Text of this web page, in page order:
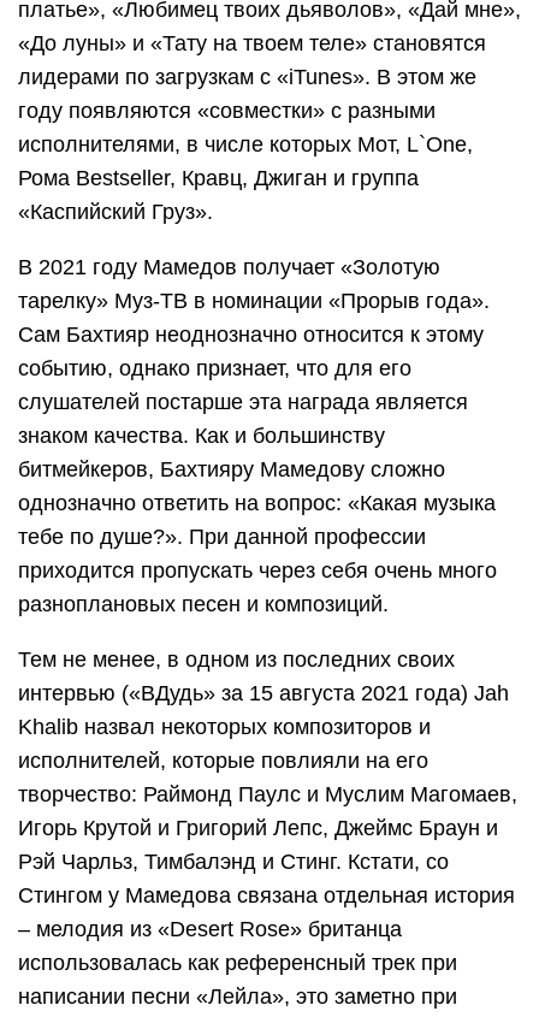
платье», «Любимец твоих дьяволов», «Дай мне»,
«До луны» и «Тату на твоем теле» становятся
лидерами по загрузкам с «iTunes». В этом же
году появляются «совместки» с разными
исполнителями, в числе которых Мот, L`One,
Рома Bestseller, Кравц, Джиган и группа
«Каспийский Груз».
В 2021 году Мамедов получает «Золотую
тарелку» Муз-ТВ в номинации «Прорыв года».
Сам Бахтияр неоднозначно относится к этому
событию, однако признает, что для его
слушателей постарше эта награда является
знаком качества. Как и большинству
битмейкеров, Бахтияру Мамедову сложно
однозначно ответить на вопрос: «Какая музыка
тебе по душе?». При данной профессии
приходится пропускать через себя очень много
разноплановых песен и композиций.
Тем не менее, в одном из последних своих
интервью («ВДудь» за 15 августа 2021 года) Jah
Khalib назвал некоторых композиторов и
исполнителей, которые повлияли на его
творчество: Раймонд Паулс и Муслим Магомаев,
Игорь Крутой и Григорий Лепс, Джеймс Браун и
Рэй Чарльз, Тимбалэнд и Стинг. Кстати, со
Стингом у Мамедова связана отдельная история
– мелодия из «Desert Rose» британца
использовалась как референсный трек при
написании песни «Лейла», это заметно при